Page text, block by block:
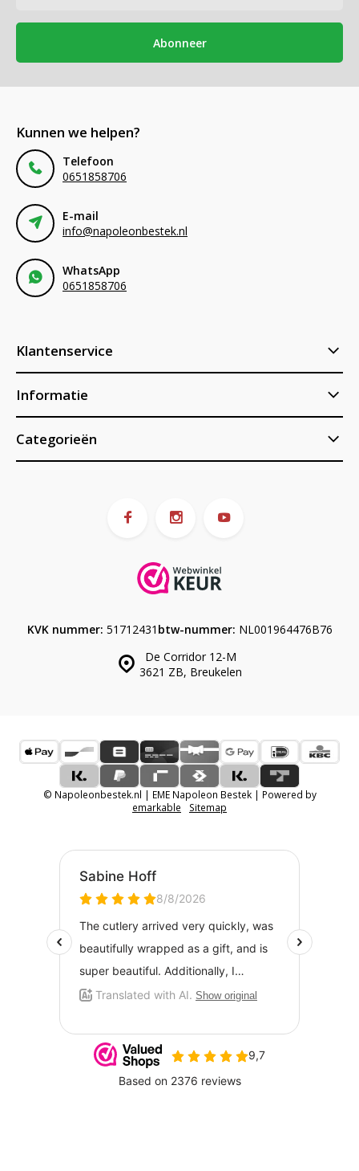
Abonneer
Kunnen we helpen?
Telefoon
0651858706
E-mail
info@napoleonbestek.nl
WhatsApp
0651858706
Klantenservice
Informatie
Categorieën
De Corridor 12-M
3621 ZB, Breukelen
KVK nummer: 51712431 btw-nummer: NL001964476B76
© Napoleonbestek.nl | EME Napoleon Bestek | Powered by
emarkable
Sitemap